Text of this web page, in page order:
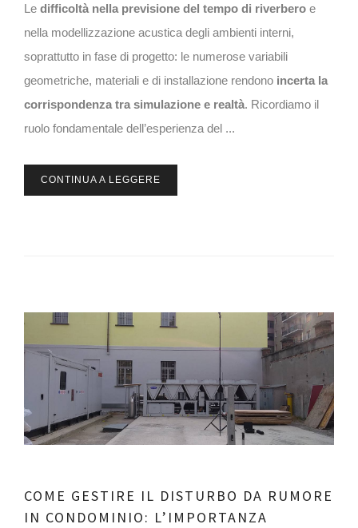
Le difficoltà nella previsione del tempo di riverbero e
nella modellizzazione acustica degli ambienti interni,
soprattutto in fase di progetto: le numerose variabili
geometriche, materiali e di installazione rendono incerta la
corrispondenza tra simulazione e realtà. Ricordiamo il
ruolo fondamentale dell’esperienza del ...
CONTINUA A LEGGERE
COME GESTIRE IL DISTURBO DA RUMORE
IN CONDOMINIO: L’IMPORTANZA